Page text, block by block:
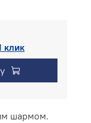
клик
шармом.